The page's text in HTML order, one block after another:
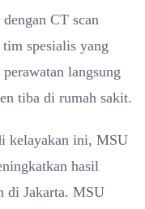
CT scan
spesialis yang
langsung
tiba di rumah sakit.
kelayakan ini, MSU
hasil
di Jakarta. MSU